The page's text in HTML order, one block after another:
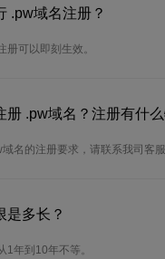
.pw域名注册？
册可以即刻生效。
册 .pw域名？注册有什
名的注册要求，请联系我司客
是多长？
1年到10年不等。